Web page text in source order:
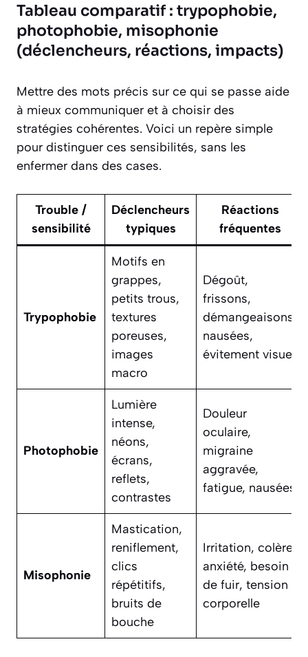
Tableau comparatif : trypophobie,
photophobie, misophonie
(déclencheurs, réactions, impacts)
Mettre des mots précis sur ce qui se passe aide
à mieux communiquer et à choisir des
stratégies cohérentes. Voici un repère simple
pour distinguer ces sensibilités, sans les
enfermer dans des cases.
Trouble /
sensibilité
Déclencheurs
typiques
Réactions
fréquentes
Trypophobie
Motifs en
grappes,
petits trous,
textures
poreuses,
images
macro
Dégoût,
frissons,
démangeaisons,
nausées,
évitement visuel
Photophobie
Lumière
intense,
néons,
écrans,
reflets,
contrastes
Douleur
oculaire,
migraine
aggravée,
fatigue, nausées
Misophonie
Mastication,
reniflement,
clics
répétitifs,
bruits de
bouche
Irritation, colère,
anxiété, besoin
de fuir, tension
corporelle